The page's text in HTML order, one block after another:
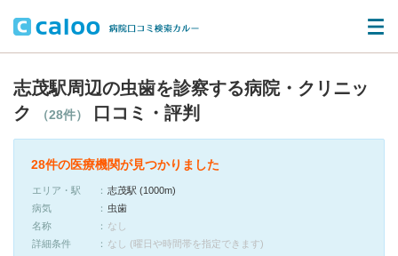
志茂駅周辺の虫歯を診察する病院・クリニッ
ク
（28件） 口コミ・評判
28件の医療機関が見つかりました
エリア・駅
志茂駅 (1000m)
病気
虫歯
名称
なし
詳細条件
なし (曜日や時間帯を指定できます)